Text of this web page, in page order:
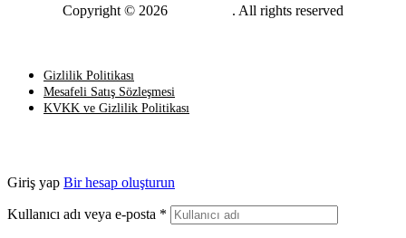
Copyright © 2026 . All rights reserved
Gizlilik Politikası
Mesafeli Satış Sözleşmesi
KVKK ve Gizlilik Politikası
Giriş yap Bir hesap oluşturun
Kullanıcı adı veya e-posta *